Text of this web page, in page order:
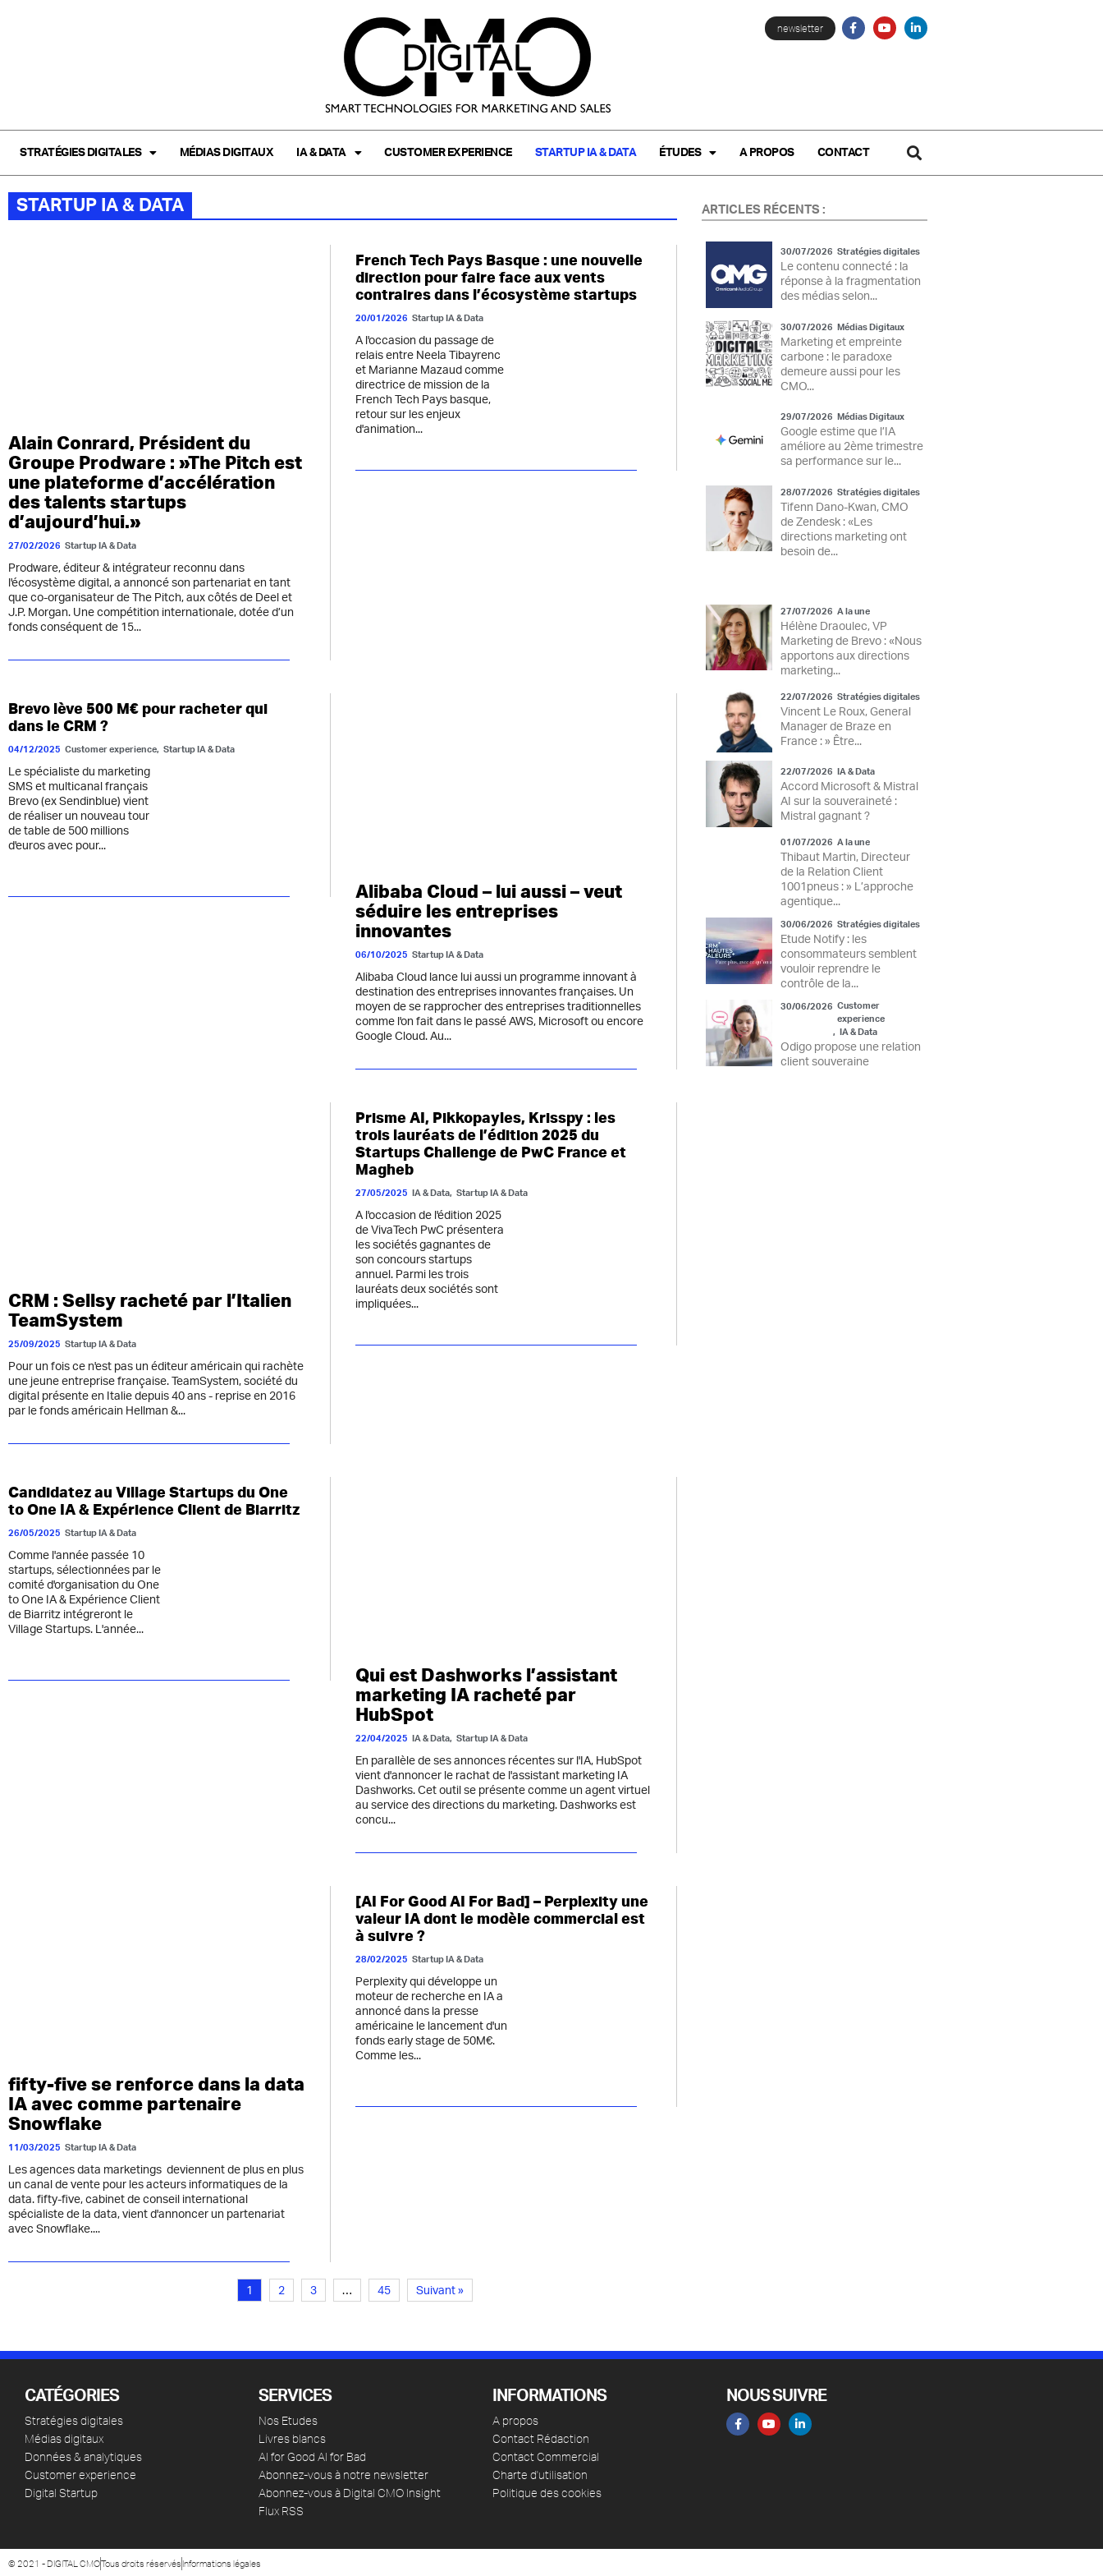
newsletter
STRATÉGIES DIGITALES MÉDIAS DIGITAUX IA & DATA CUSTOMER EXPERIENCE STARTUP IA & DATA ÉTUDES A PROPOS CONTACT
STARTUP IA & DATA
Alain Conrard, Président du
Groupe Prodware : »The Pitch est
une plateforme d’accélération
des talents startups
d’aujourd’hui.»
27/02/2026 Startup IA & Data
Prodware, éditeur & intégrateur reconnu dans
l'écosystème digital, a annoncé son partenariat en tant
que co-organisateur de The Pitch, aux côtés de Deel et
J.P. Morgan. Une compétition internationale, dotée d’un
fonds conséquent de 15...
French Tech Pays Basque : une nouvelle
direction pour faire face aux vents
contraires dans l’écosystème startups
20/01/2026 Startup IA & Data
A l'occasion du passage de
relais entre Neela Tibayrenc
et Marianne Mazaud comme
directrice de mission de la
French Tech Pays basque,
retour sur les enjeux
d'animation...
Brevo lève 500 M€ pour racheter qui
dans le CRM ?
04/12/2025 Customer experience, Startup IA & Data
Le spécialiste du marketing
SMS et multicanal français
Brevo (ex Sendinblue) vient
de réaliser un nouveau tour
de table de 500 millions
d'euros avec pour...
Alibaba Cloud – lui aussi – veut
séduire les entreprises
innovantes
06/10/2025 Startup IA & Data
Alibaba Cloud lance lui aussi un programme innovant à
destination des entreprises innovantes françaises. Un
moyen de se rapprocher des entreprises traditionnelles
comme l'on fait dans le passé AWS, Microsoft ou encore
Google Cloud. Au...
CRM : Sellsy racheté par l’Italien
TeamSystem
25/09/2025 Startup IA & Data
Pour un fois ce n'est pas un éditeur américain qui rachète
une jeune entreprise française. TeamSystem, société du
digital présente en Italie depuis 40 ans - reprise en 2016
par le fonds américain Hellman &...
Prisme AI, Pikkopayles, Krisspy : les
trois lauréats de l’édition 2025 du
Startups Challenge de PwC France et
Magheb
27/05/2025 IA & Data, Startup IA & Data
A l'occasion de l'édition 2025
de VivaTech PwC présentera
les sociétés gagnantes de
son concours startups
annuel. Parmi les trois
lauréats deux sociétés sont
impliquées...
Candidatez au Village Startups du One
to One IA & Expérience Client de Biarritz
26/05/2025 Startup IA & Data
Comme l'année passée 10
startups, sélectionnées par le
comité d'organisation du One
to One IA & Expérience Client
de Biarritz intégreront le
Village Startups. L'année...
Qui est Dashworks l’assistant
marketing IA racheté par
HubSpot
22/04/2025 IA & Data, Startup IA & Data
En parallèle de ses annonces récentes sur l'IA, HubSpot
vient d'annoncer le rachat de l'assistant marketing IA
Dashworks. Cet outil se présente comme un agent virtuel
au service des directions du marketing. Dashworks est
concu...
fifty-five se renforce dans la data
IA avec comme partenaire
Snowflake
11/03/2025 Startup IA & Data
Les agences data marketings deviennent de plus en plus
un canal de vente pour les acteurs informatiques de la
data. fifty-five, cabinet de conseil international
spécialiste de la data, vient d'annoncer un partenariat
avec Snowflake....
[AI For Good AI For Bad] – Perplexity une
valeur IA dont le modèle commercial est
à suivre ?
28/02/2025 Startup IA & Data
Perplexity qui développe un
moteur de recherche en IA a
annoncé dans la presse
américaine le lancement d'un
fonds early stage de 50M€.
Comme les...
1 2 3 … 45 Suivant »
ARTICLES RÉCENTS :
30/07/2026 Stratégies digitales
Le contenu connecté : la
réponse à la fragmentation
des médias selon...
30/07/2026 Médias Digitaux
Marketing et empreinte
carbone : le paradoxe
demeure aussi pour les
CMO...
29/07/2026 Médias Digitaux
Google estime que l’IA
améliore au 2ème trimestre
sa performance sur le...
28/07/2026 Stratégies digitales
Tifenn Dano-Kwan, CMO
de Zendesk : «Les
directions marketing ont
besoin de...
27/07/2026 A la une
Hélène Draoulec, VP
Marketing de Brevo : «Nous
apportons aux directions
marketing...
22/07/2026 Stratégies digitales
Vincent Le Roux, General
Manager de Braze en
France : » Être...
22/07/2026 IA & Data
Accord Microsoft & Mistral
AI sur la souveraineté :
Mistral gagnant ?
01/07/2026 A la une
Thibaut Martin, Directeur
de la Relation Client
1001pneus : » L’approche
agentique...
30/06/2026 Stratégies digitales
Etude Notify : les
consommateurs semblent
vouloir reprendre le
contrôle de la...
30/06/2026 Customer
experience
,
IA & Data
Odigo propose une relation
client souveraine
CATÉGORIES
Stratégies digitales
Médias digitaux
Données & analytiques
Customer experience
Digital Startup
SERVICES
Nos Etudes
Livres blancs
AI for Good AI for Bad
Abonnez-vous à notre newsletter
Abonnez-vous à Digital CMO Insight
Flux RSS
INFORMATIONS
A propos
Contact Rédaction
Contact Commercial
Charte d'utilisation
Politique des cookies
NOUS SUIVRE
© 2021 - DIGITAL CMOTous droits réservésInformations légales